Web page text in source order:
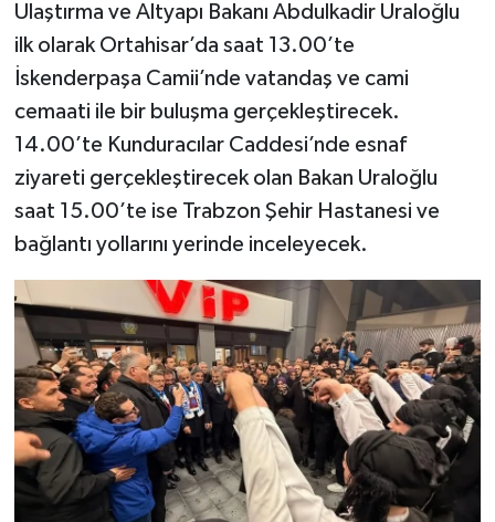
Ulaştırma ve Altyapı Bakanı Abdulkadir Uraloğlu
ilk olarak Ortahisar’da saat 13.00’te
İskenderpaşa Camii’nde vatandaş ve cami
cemaati ile bir buluşma gerçekleştirecek.
14.00’te Kunduracılar Caddesi’nde esnaf
ziyareti gerçekleştirecek olan Bakan Uraloğlu
saat 15.00’te ise Trabzon Şehir Hastanesi ve
bağlantı yollarını yerinde inceleyecek.